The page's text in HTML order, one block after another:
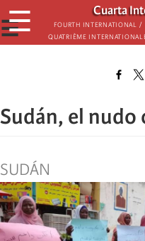
Skip
to
main
Cuarta
Fourth International /
Quatrième
☰
☰
Sudán, el nudo
SUDÁN